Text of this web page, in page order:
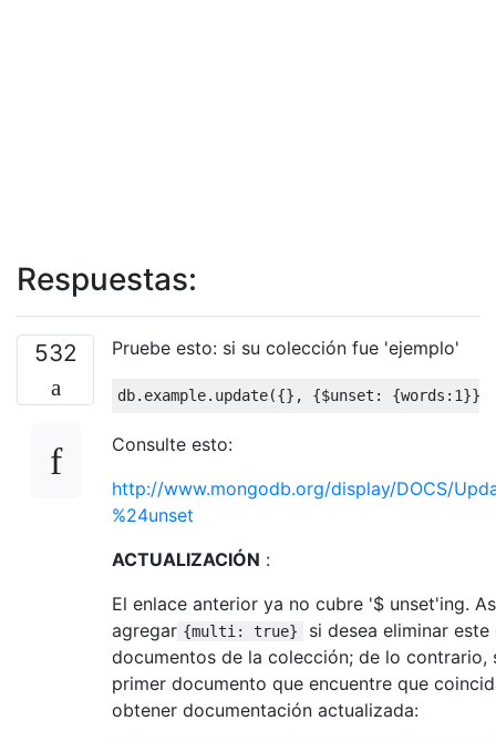
Respuestas:
532 Pruebe esto: si su colección fue 'ejemplo'
db. example. update({}, {$unset : {words : 1}},
Consulte esto:
http://www.mongodb.org/display/DOCS/
%24unset
ACTUALIZACIÓN :
El enlace anterior ya no cubre '$ unset'ing.
agregar {multi: true}
si desea eliminar
documentos de la colección; de lo contrario,
primer documento que encuentre que
obtener documentación actualizada: